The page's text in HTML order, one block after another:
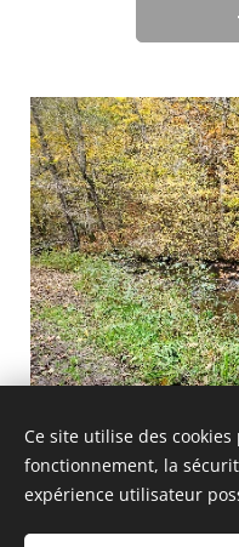
Ce site utilise des
fonctionnement, la
expérience utilisateur